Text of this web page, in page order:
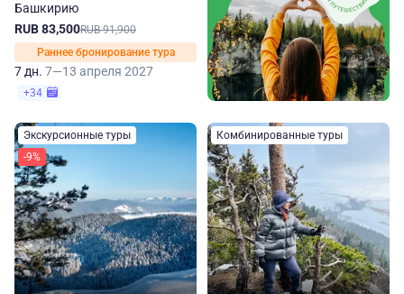
Башкирию
RUB 83,500RUB 91,900
Раннее бронирование тура
7 дн. 7—13 апреля 2027
+34
Экскурсионные туры
-9%
Комбинированные туры